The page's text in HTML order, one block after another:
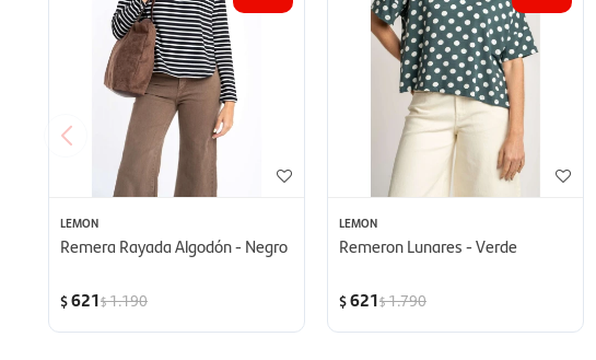
LEMON
Remera Rayada Algodón - Negro
$621$1.190
LEMON
Remeron Lunares - Verde
$621$1.790